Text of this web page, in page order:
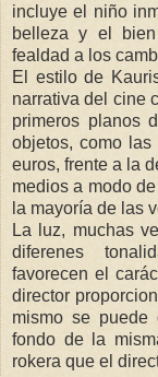
incluye el niño
belleza y el
fealdad a los
El estilo de
narrativa del cine
primeros planos
objetos, como
euros, frente a la
medios a modo
la mayoría de las
La luz, muchas
diferenes
favorecen el
director
mismo se puede
fondo de la
rokera que el